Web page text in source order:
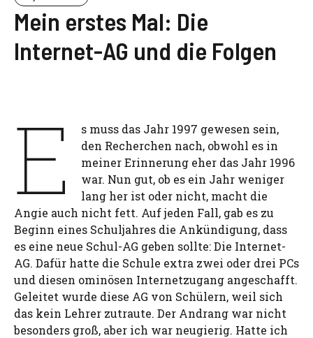
Mein erstes Mal: Die
Internet-AG und die Folgen
E
s muss das Jahr 1997 gewesen sein,
den Recherchen nach, obwohl es in
meiner Erinnerung eher das Jahr 1996
war. Nun gut, ob es ein Jahr weniger
lang her ist oder nicht, macht die
Angie auch nicht fett. Auf jeden Fall, gab es zu
Beginn eines Schuljahres die Ankündigung, dass
es eine neue Schul-AG geben sollte: Die Internet-
AG. Dafür hatte die Schule extra zwei oder drei PCs
und diesen ominösen Internetzugang angeschafft.
Geleitet wurde diese AG von Schülern, weil sich
das kein Lehrer zutraute. Der Andrang war nicht
besonders groß, aber ich war neugierig. Hatte ich